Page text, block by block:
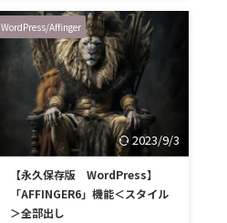
SEO 」をプラグインしました。
検索に乗せるために必要な設定
タグの貼り付けが出来なくて、
苦労している方いらっしゃいま
せんか？ 私もそうでした。タグ
を上手に貼れず、Google検索結
果に自分のブログが載らないた
めにアクセス数も伸びません。
これでは、、寂しいですね笑
色々調べた結果、評判と性能の
良かった「ALL in ONE SEO」を
導入することに決定。 「 All in
WordPress/Affinger
2023/9/3
【永久保存版 WordPress】
「AFFINGER6」機能＜スタイル
＞全部出し